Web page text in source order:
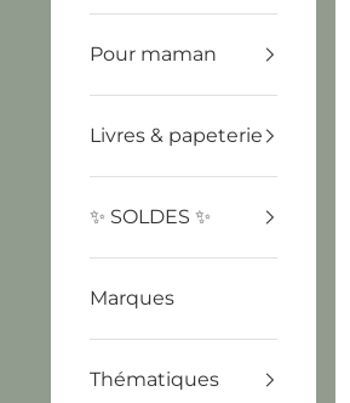
Pour maman
Livres & papeterie
✨ SOLDES ✨
Marques
Thématiques